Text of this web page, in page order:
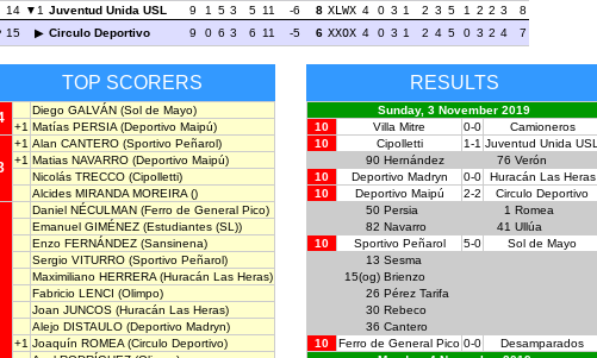
14
1 Juventud Unida USL 9 1 5 3 5 11 -6 8 XLWX 4 0 3 1 2 3 5 1 2 2 3
8
15
Circulo Deportivo 9 0 6 3 6 11 -5 6 XXOX 4 0 3 1 2 4 5 0 3 2 4 7
TOP SCORERS
Diego GALVÁN (Sol de Mayo)
+1 Matías PERSIA (Deportivo Maipú)
+1 Alan CANTERO (Sportivo Peñarol)
+1 Matias NAVARRO (Deportivo Maipú)
Nicolás TRECCO (Cipolletti)
Alcides MIRANDA MOREIRA ()
Daniel NÉCULMAN (Ferro de General Pico)
Emanuel GIMÉNEZ (Estudiantes (SL))
Enzo FERNÁNDEZ (Sansinena)
Sergio VITURRO (Sportivo Peñarol)
Maximiliano HERRERA (Huracán Las Heras)
Fabricio LENCI (Olimpo)
Joan JUNCOS (Huracán Las Heras)
Alejo DISTAULO (Deportivo Madryn)
+1 Joaquín ROMEA (Circulo Deportivo)
RESULTS
Sunday, 3 November 2019
10
Villa Mitre 0-0
Camioneros
10
Cipolletti 1-1 Juventud Unida USL
90 Hernández 76 Verón
10
Deportivo Madryn 0-0
Huracán Las Heras
10
Deportivo Maipú 2-2
Circulo Deportivo
50 Persia 1 Romea
82 Navarro 41 Ullúa
10
Sportivo Peñarol 5-0
Sol de Mayo
13 Sesma
15(og) Brienzo
26 Pérez Tarifa
30 Rebeco
36 Cantero
10
Ferro de General Pico 0-0
Desamparados